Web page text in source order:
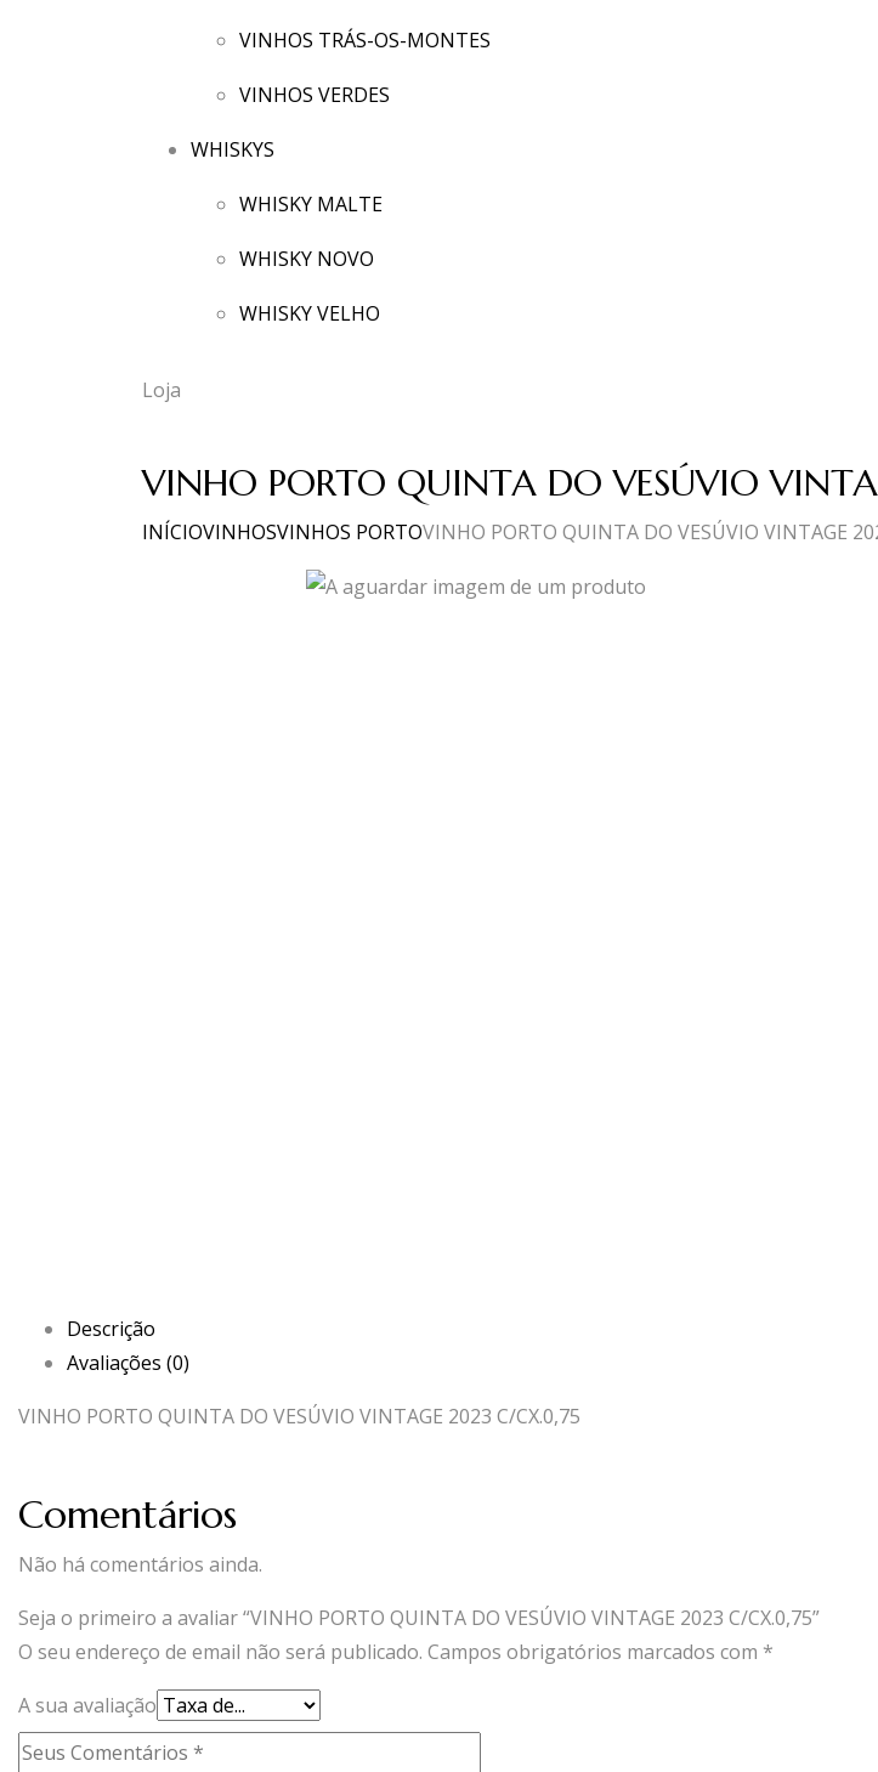
VINHOS TRÁS-OS-MONTES
VINHOS VERDES
WHISKYS
WHISKY MALTE
WHISKY NOVO
WHISKY VELHO
Loja
VINHO PORTO QUINTA DO VESÚVIO
INÍCIOVINHOSVINHOS PORTOVINHO PORTO QUINTA DO VESÚVIO VINTAGE
Descrição
Avaliações (0)
VINHO PORTO QUINTA DO VESÚVIO VINTAGE 2023 C/CX.0,75
Comentários
Não há comentários ainda.
Seja o primeiro a avaliar “VINHO PORTO QUINTA DO VESÚVIO VINTAGE 2023 C/CX.0,75”
O seu endereço de email não será publicado. Campos obrigatórios marcados com *
A sua avaliação